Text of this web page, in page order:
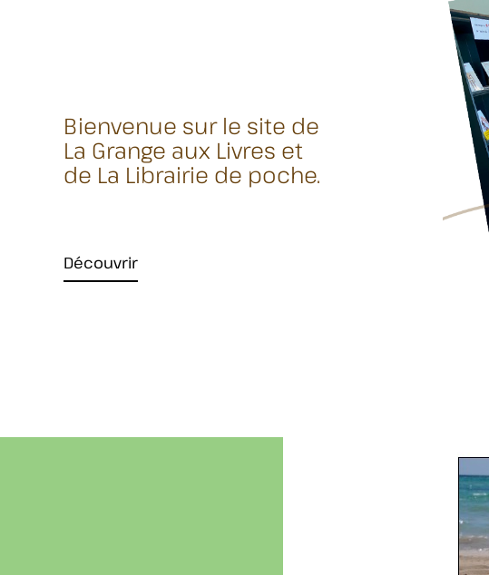
Bienvenue sur le site de
La Grange aux Livres et
de La Librairie de poche.
Découvrir